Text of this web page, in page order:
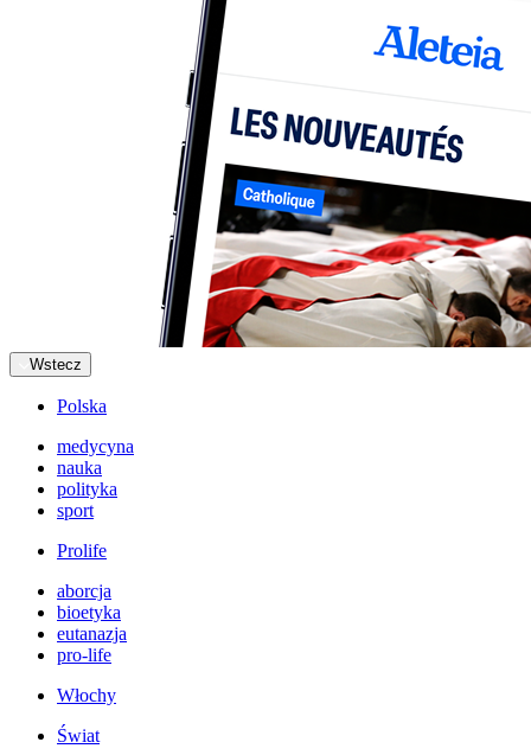
Wstecz
Polska
medycyna
nauka
polityka
sport
Prolife
aborcja
bioetyka
eutanazja
pro-life
Włochy
Świat